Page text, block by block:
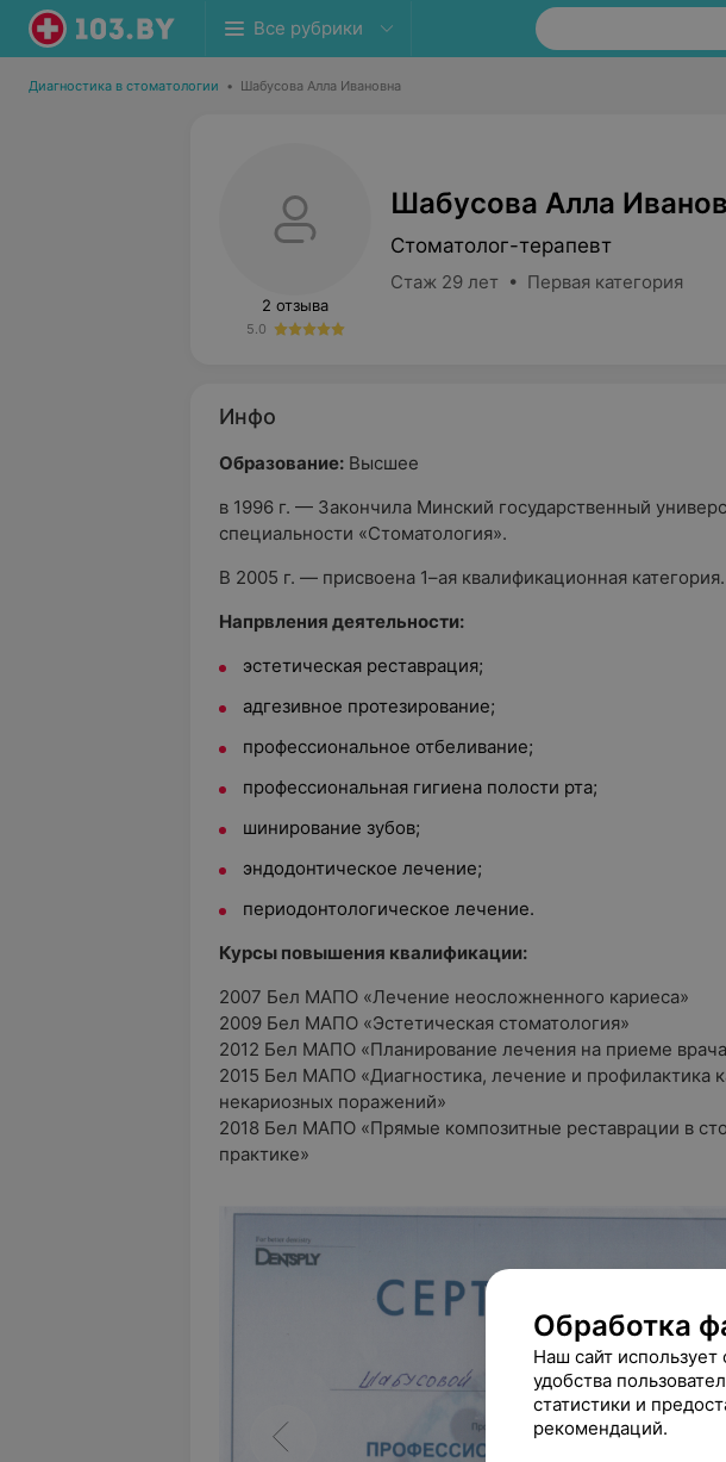
Все рубрики
Диагностика в стоматологии • Шабусова Алла Ивановна
2 отзыва
5.0
Шабусова Алла
Стоматолог-терапевт
Стаж 29 лет • Первая категория
Инфо
Образование: Высшее
в 1996 г. — Закончила Минский государственный
специальности «Стоматология».
В 2005 г. — присвоена 1–ая квалификационная категория.
Напрвления деятельности:
эстетическая реставрация;
адгезивное протезирование;
профессиональное отбеливание;
профессиональная гигиена полости рта;
шинирование зубов;
эндодонтическое лечение;
периодонтологическое лечение.
Курсы повышения квалификации:
2007 Бел МАПО «Лечение неосложненного кариеса»
2009 Бел МАПО «Эстетическая стоматология»
2012 Бел МАПО «Планирование лечения на приеме
2015 Бел МАПО «Диагностика, лечение и профилактика
некариозных поражений»
2018 Бел МАПО «Прямые композитные реставрации в
практике»
Обработка
Наш сайт
удобства
статистики и
рекомендаций.